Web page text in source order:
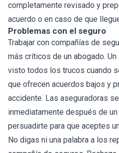
completamente revisado y
acuerdo o en caso de que
Problemas con el seguro
Trabajar con compañías de
más críticos de un abogado.
visto todos los trucos cuando
que ofrecen acuerdos bajos y
accidente. Las aseguradoras
inmediatamente después de
persuadirte para que aceptes
No digas ni una palabra a los